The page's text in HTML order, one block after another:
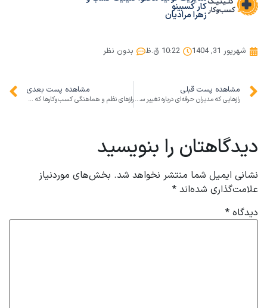
کار کسبینو
زهرا مرادیان
شهریور 31, 1404 10:22 ق.ظ بدون نظر
مشاهده پست قبلی
رازهایی که مدیران حرفه‌ای درباره تغییر ساعت می‌دانند
مشاهده پست بعدی
رازهای نظم و هماهنگی کسب‌وکارها که از رژه ۳۱ شهریور ۱۴۰۴ می‌توان آموخت
دیدگاهتان را بنویسید
نشانی ایمیل شما منتشر نخواهد شد. بخش‌های موردنیاز
علامت‌گذاری شده‌اند *
دیدگاه *